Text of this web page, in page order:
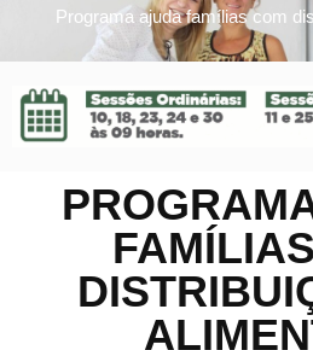
Programa ajuda famílias com